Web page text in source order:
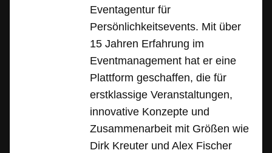
Eventagentur für
Persönlichkeitsevents. Mit über
15 Jahren Erfahrung im
Eventmanagement hat er eine
Plattform geschaffen, die für
erstklassige Veranstaltungen,
innovative Konzepte und
Zusammenarbeit mit Größen wie
Dirk Kreuter und Alex Fischer